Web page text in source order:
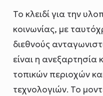
Το κλειδί για την
κοινωνίας, με
διεθνούς
είναι η
τοπικών περιοχών
τεχνολογιών. Το